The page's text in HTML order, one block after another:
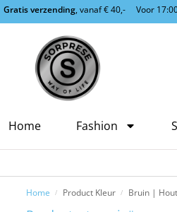
Gratis verzending, vanaf € 40,- Voor
Home Fashion
Home / Product Kleur / Bruin |